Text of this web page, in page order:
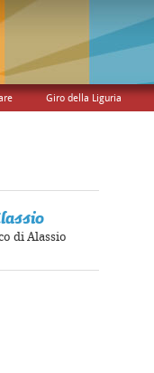
Giro della Liguria
di Alassio